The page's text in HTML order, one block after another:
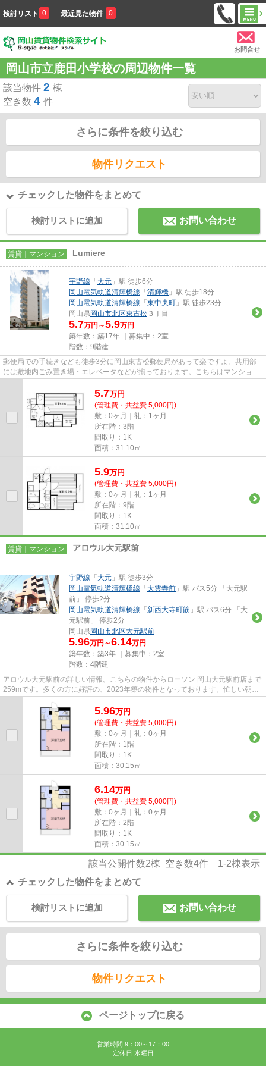
検討リスト 0 最近見た物件 0
お問合せ
岡山市立鹿田小学校の周辺物件一覧
該当物件 2 棟
空き数 4 件
さらに条件を絞り込む
物件リクエスト
チェックした物件をまとめて
検討リストに追加 お問い合わせ
賃貸｜マンション Lumiere
宇野線 「 大元 」駅 徒歩6分
岡山電気軌道清輝橋線 「 清輝橋 」駅 徒歩18分
岡山電気軌道清輝橋線 「 東中央町 」駅 徒歩23分
岡山県岡山市北区東古松 ３丁目
5.7万円～5.9万円
築年数：築17年 ｜募集中： 2室
階数：9階建
郵便局での手続きなども徒歩3分に岡山東古松郵便局があって楽ですよ。共用部
には敷地内ごみ置き場・エレベータなどが揃っております。こちらはマンション
5.7万円
(管理費・共益費 5,000円)
敷：0ヶ月｜礼：1ヶ月
所在階：3階
間取り：1K
面積：31.10㎡
5.9万円
(管理費・共益費 5,000円)
敷：0ヶ月｜礼：1ヶ月
所在階：9階
間取り：1K
面積：31.10㎡
賃貸｜マンション アロウル大元駅前
宇野線 「 大元 」駅 徒歩3分
岡山電気軌道清輝橋線 「 大雲寺前 」駅 バス5分 「大元駅
前」 停歩2分
岡山電気軌道清輝橋線 「 新西大寺町筋 」駅 バス6分 「大
元駅前」 停歩2分
岡山県岡山市北区大元駅前
5.96万円～6.14万円
築年数：築3年 ｜募集中： 2室
階数：4階建
アロウル大元駅前の詳しい情報。こちらの物件からローソン 岡山大元駅前店まで
259mです。多くの方に好評の、2023年築の物件となっております。忙しい朝に
5.96万円
(管理費・共益費 5,000円)
敷：0ヶ月｜礼：0ヶ月
所在階：1階
間取り：1K
面積：30.15㎡
6.14万円
(管理費・共益費 5,000円)
敷：0ヶ月｜礼：0ヶ月
所在階：2階
間取り：1K
面積：30.15㎡
該当公開件数2棟 空き数4件 1-2棟表示
チェックした物件をまとめて
お問い合わせ
検討リストに追加
さらに条件を絞り込む
物件リクエスト
ページトップに戻る
営業時間:9：00～17：00
定休日:水曜日